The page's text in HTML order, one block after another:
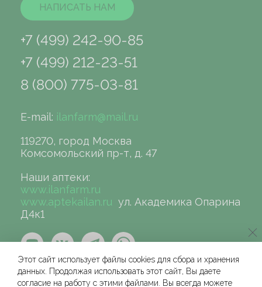
НАПИСАТЬ НАМ
+7 (499) 242-90-85
+7 (499) 212-23-51
8 (800) 775-03-81
E-mail: ilanfarm@mail.ru
119270, город Москва
Комсомольский пр-т, д. 47
Наши аптеки:
www.ilanfarm.ru
www.aptekailan.ru ул. Академика Опарина
Д4к1
Этот сайт использует файлы cookies для сбора и хранения
данных. Продолжая использовать этот сайт, Вы даете
согласие на работу с этими файлами. Вы всегда можете